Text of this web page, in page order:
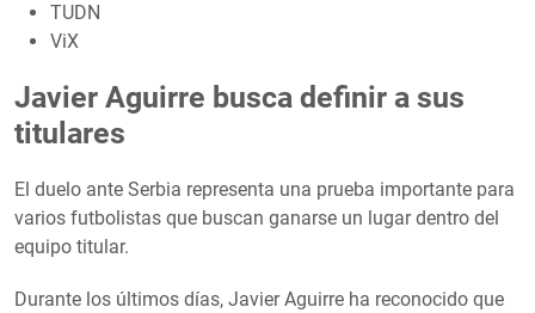
TUDN
ViX
Javier Aguirre busca definir a sus
titulares
El duelo ante Serbia representa una prueba importante para
varios futbolistas que buscan ganarse un lugar dentro del
equipo titular.
Durante los últimos días, Javier Aguirre ha reconocido que